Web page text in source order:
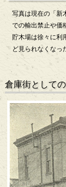
写真は現在の「新
での輸出禁止や価
貯木場は徐々に利
ど見られなくなっ
倉庫街として